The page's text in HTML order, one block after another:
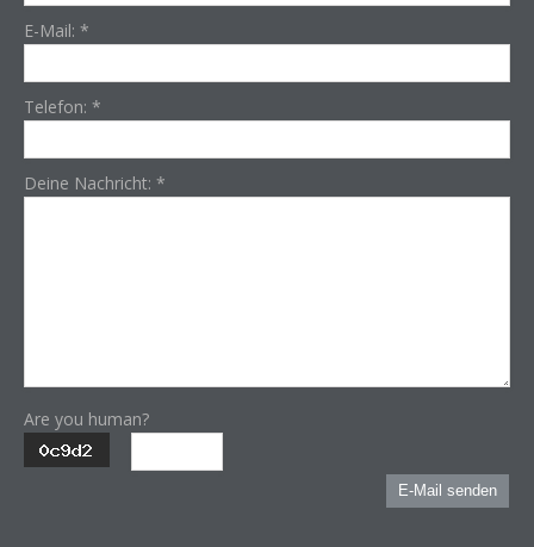
E-Mail: *
Telefon: *
Deine Nachricht: *
Are you human?
E-Mail senden